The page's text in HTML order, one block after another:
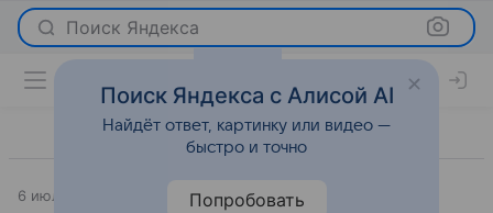
Поиск Яндекса
6 июля 2026 Самопознание
Поиск Яндекса с Алисой AI
Найдёт ответ, картинку или видео —
быстро и точно
Попробовать